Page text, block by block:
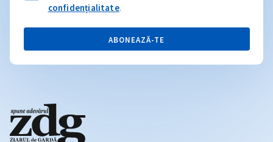
confidențialitate.
ABONEAZĂ-TE